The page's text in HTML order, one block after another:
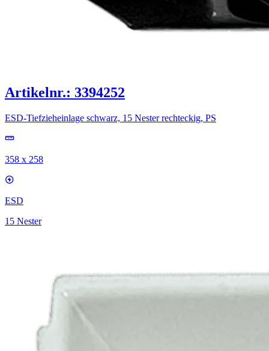
Artikelnr.: 3394252
ESD-Tiefzieheinlage schwarz, 15 Nester rechteckig, PS
358 x 258
ESD
15 Nester